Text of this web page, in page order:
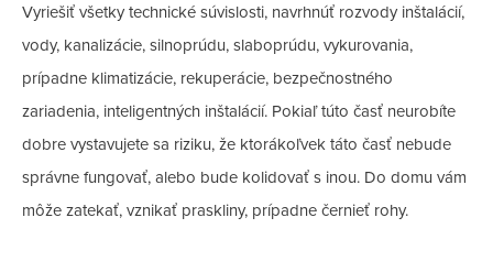
Vyriešiť všetky technické súvislosti, navrhnúť rozvody inštalácií,
vody, kanalizácie, silnoprúdu, slaboprúdu, vykurovania,
prípadne klimatizácie, rekuperácie, bezpečnostného
zariadenia, inteligentných inštalácií. Pokiaľ túto časť neurobíte
dobre vystavujete sa riziku, že ktorákoľvek táto časť nebude
správne fungovať, alebo bude kolidovať s inou. Do domu vám
môže zatekať, vznikať praskliny, prípadne černieť rohy.